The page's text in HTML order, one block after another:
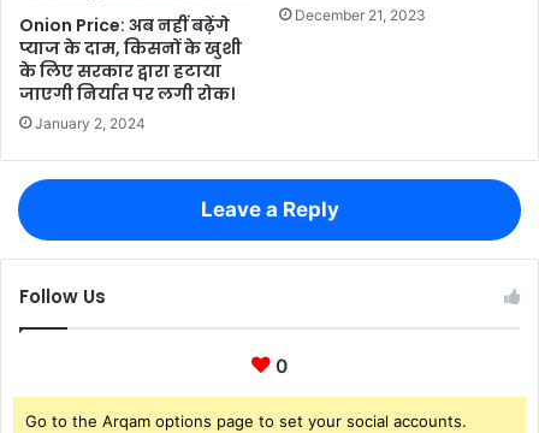
Onion Price: अब नहीं बढ़ेंगे
प्याज के दाम, किसनों के खुशी
के लिए सरकार द्वारा हटाया
जाएगी निर्यात पर लगी रोक।
January 2, 2024
December 21, 2023
Leave a Reply
Follow Us
0
Go to the Arqam options page to set your social accounts.